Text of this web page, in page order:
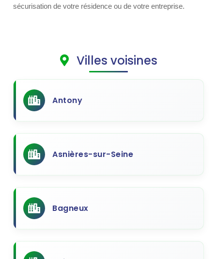
sécurisation de votre résidence ou de votre entreprise.
Villes voisines
Antony
Asnières-sur-Seine
Bagneux